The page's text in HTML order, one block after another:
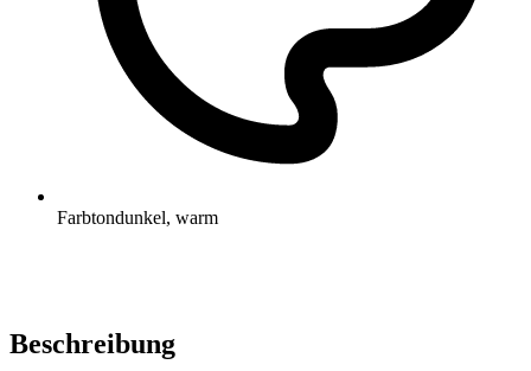
Farbtondunkel, warm
Beschreibung